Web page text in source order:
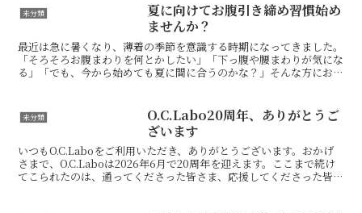
未分類
夏に向けてお腹引き締め習慣始め
ませんか？
最近は急に暑くなり、薄着の季節を意識する時期になってきました。
「そろそろお腹まわりを何とかしたい」「下っ腹や腰まわりが気にな
る」「でも、今から始めても夏に間に合うのかな？」そんな方におす
未分類
O.C.Labo20周年、ありがとうご
ざいます
いつもO.C.Laboをご利用いただき、ありがとうございます。おかげ
さまで、O.C.Laboは2026年6月で20周年を迎えます。ここまで続け
てこられたのは、通ってくださった皆さま、応援してくださった皆さ